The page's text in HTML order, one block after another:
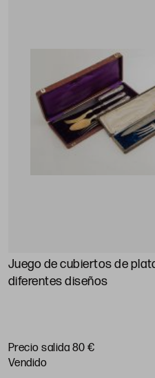
Juego de cubiertos de
diferentes diseños
Precio salida 80 €
vendido